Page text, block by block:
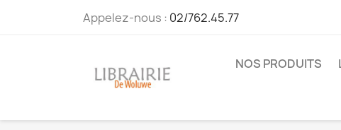
Appelez-nous : 02/762.45.77
NOS PRODUITS